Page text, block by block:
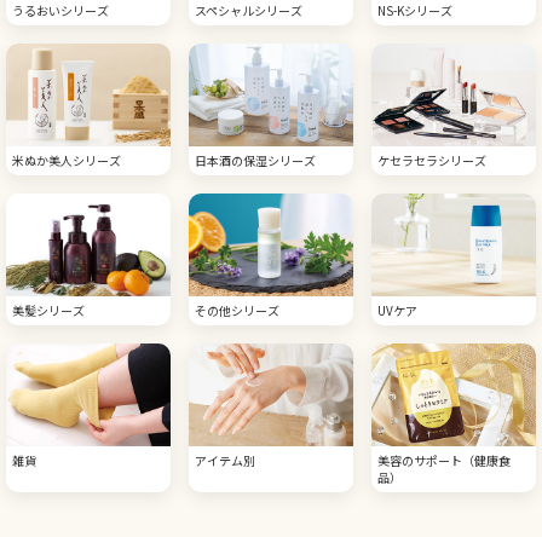
うるおいシリーズ スペシャルシリーズ NS-Kシリーズ
米ぬか美人シリーズ 日本酒の保湿シリーズ ケセラセラシリーズ
美髪シリーズ その他シリーズ UVケア
雑貨 アイテム別
美容のサポート（健康食
品）